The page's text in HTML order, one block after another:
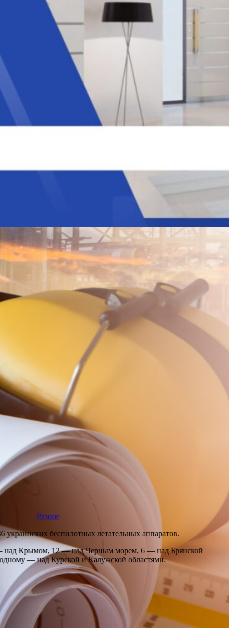
Разное
беспилотных летательных аппаратов.
— над Крымом, 12 — над Черным морем, 6 — над Брянской
— над Курской и Калужской областями.